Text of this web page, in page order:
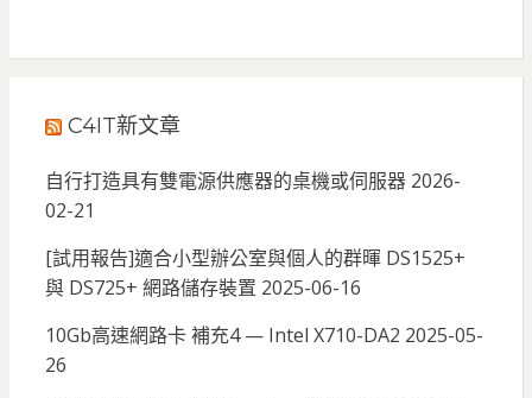
C4IT新文章
自行打造具有雙電源供應器的桌機或伺服器 2026-
02-21
[試用報告]適合小型辦公室與個人的群暉 DS1525+
與 DS725+ 網路儲存裝置 2025-06-16
10Gb高速網路卡 補充4 — Intel X710-DA2 2025-05-
26